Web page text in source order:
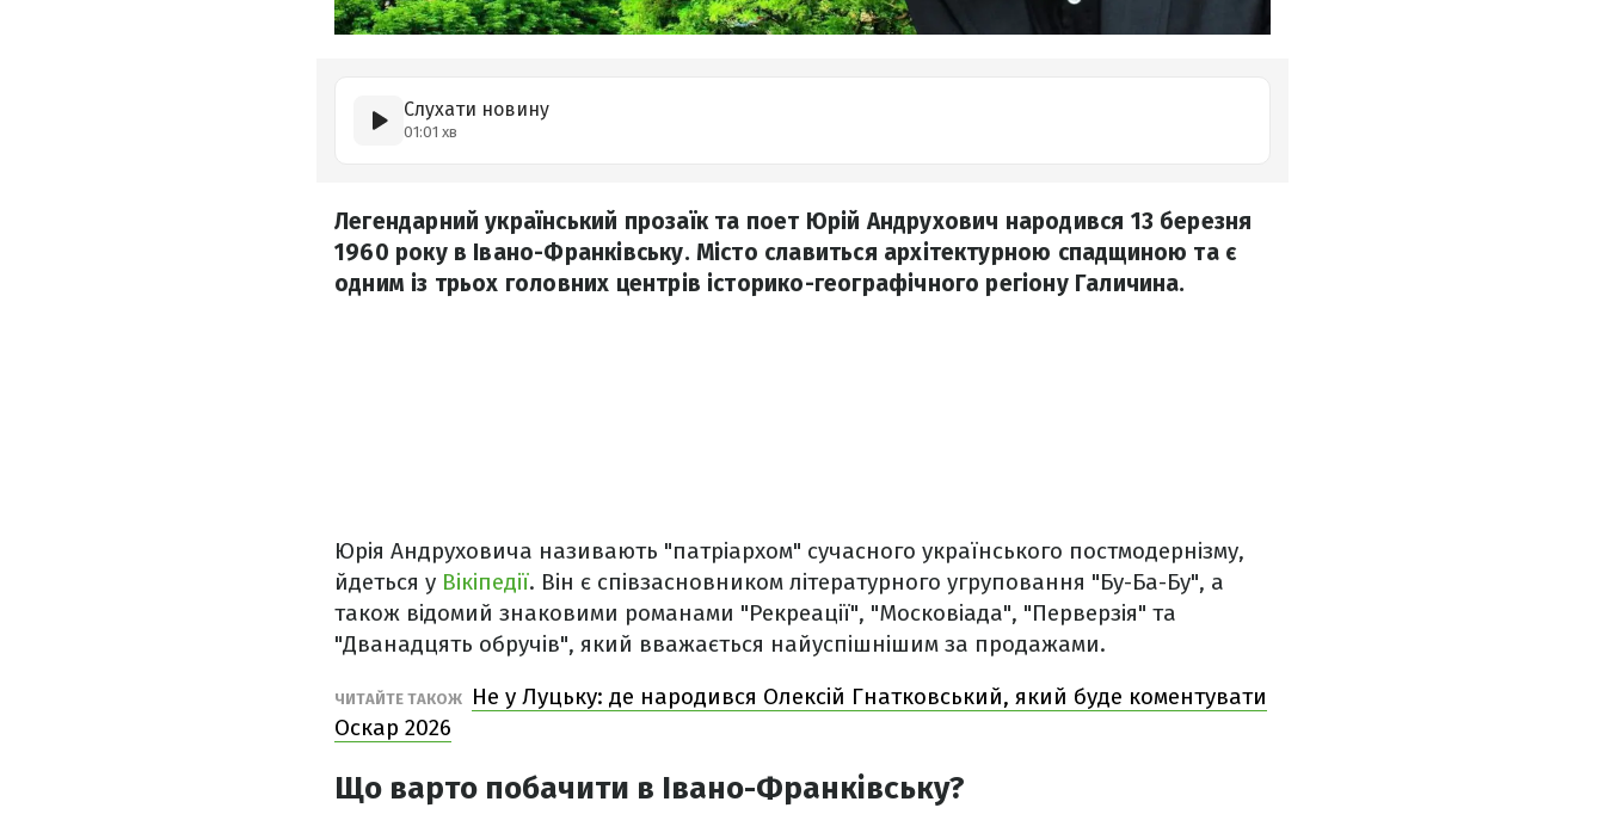
Слухати новину
01:01 хв
Легендарний український прозаїк та поет Юрій Андрухович народився 13 березня
1960 року в Івано-Франківську. Місто славиться архітектурною спадщиною та є
одним із трьох головних центрів історико-географічного регіону Галичина.
Юрія Андруховича називають "патріархом" сучасного українського постмодернізму,
йдеться у Вікіпедії. Він є співзасновником літературного угруповання "Бу-Ба-Бу", а
також відомий знаковими романами "Рекреації", "Московіада", "Перверзія" та
"Дванадцять обручів", який вважається найуспішнішим за продажами.
ЧИТАЙТЕ ТАКОЖ
Не у Луцьку: де народився Олексій Гнатковський, який буде коментувати
Оскар 2026
Що варто побачити в Івано-Франківську?